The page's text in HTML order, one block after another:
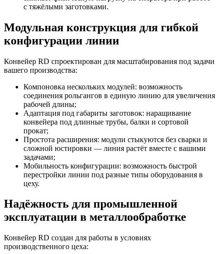
с тяжёлыми заготовками.
Модульная конструкция для гибкой
конфигурации линии
Конвейер RD спроектирован для масштабирования под задачи
вашего производства:
Компоновка нескольких модулей: возможность
соединения рольгангов в единую линию для увеличения
рабочей длины;
Адаптация под габариты заготовок: наращивание
конвейера под длинные трубы, балки и сортовой
прокат;
Простота расширения: модули стыкуются без сварки и
сложной юстировки — линия растёт вместе с вашими
задачами;
Мобильность конфигурации: возможность быстрой
перестройки линии под разные типы оборудования в
цеху.
Надёжность для промышленной
эксплуатации в металлообработке
Конвейер RD создан для работы в условиях
производственного цеха: